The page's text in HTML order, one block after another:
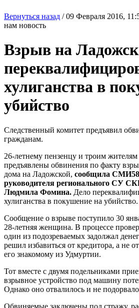
Вернуться назад /09 Февраля 2016,
нам новость
Взрыв на
хулиганства в
убийство
Следственный комитет предъявил
гражданам.
26-летнему пензенцу и троим
предъявлены обвинения по факту
дома на Ладожской, сообщила
руководителя регионального СУ
Людмила Фомина. Дело
хулиганства в покушение на убийство.
Сообщение о взрыве поступило 30
28-летняя женщина. В процессе
один из подозреваемых задолжал
решил избавиться от кредитора, а не
его знакомому из Удмуртии.
Тот вместе с двумя подельниками
взрывное устройство под машину
Однако оно отвалилось и не
Обвиняемые заключены под стражу,